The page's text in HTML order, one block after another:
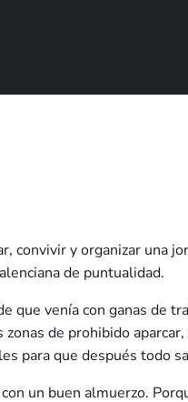
convivir y organizar una
de puntualidad.
que venía con ganas de
de prohibido
para que después todo
un buen almuerzo.